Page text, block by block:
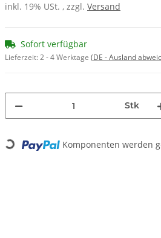
inkl. 19% USt. , zzgl. Versand
Sofort verfügbar
Lieferzeit:2 - 4 Werktage (DE - Ausland
Stk
Loading... Komponenten werden